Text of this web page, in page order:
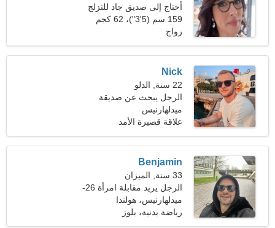
أحتاج إلى صديق جاد للتزلج
159 سم (5'3")، 62 كجم
(136 رطلا)زواج
Nick
22 سنة, الدلو
الرجل يبحث عن صديقة
ميدلهارنيس
علاقة قصيرة الأمد
Benjamin
33 سنة, الميزان
الرجل يريد مقابلة امرأة 26-
31
ميدلهارنيس، هولندا
رياضة بدنية، بلوز